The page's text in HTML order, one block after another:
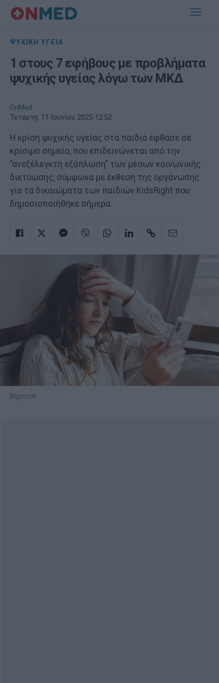
ΨΥΧΙΚΗ ΥΓΕΙΑ
1 στους 7 εφήβους με προβλήματα
ψυχικής υγείας λόγω των ΜΚΔ
OnMed
Τετάρτη, 11 Ιουνίου 2025 12:52
Η κρίση ψυχικής υγείας στα παιδιά έφθασε σε
κρίσιμο σημείο, που επιδεινώνεται από την
"ανεξέλεγκτη εξάπλωση" των μέσων κοινωνικής
δικτύωσης, σύμφωνα με έκθεση της οργάνωσης
για τα δικαιώματα των παιδιών KidsRight που
δημοσιοποιήθηκε σήμερα.
Bigstock